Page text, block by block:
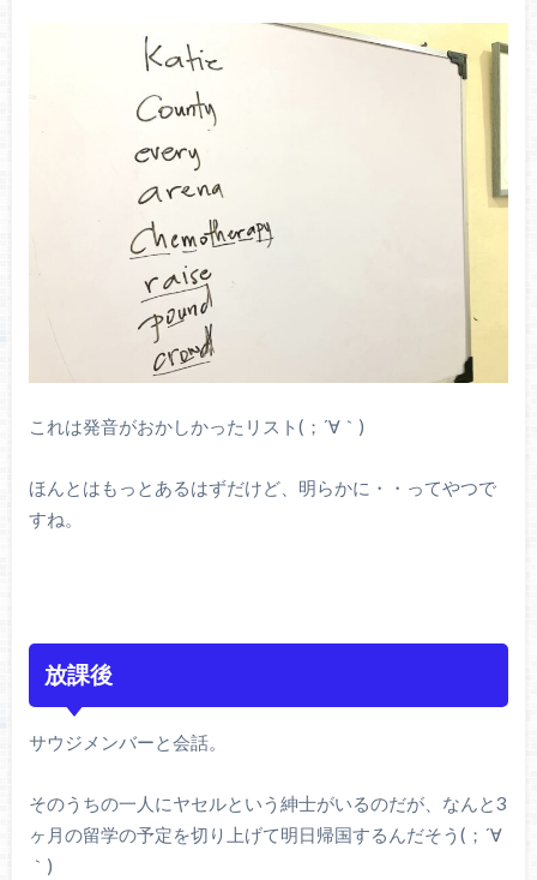
これは発音がおかしかったリスト(；´∀｀)
ほんとはもっとあるはずだけど、明らかに・・ってやつで
すね。
放課後
サウジメンバーと会話。
そのうちの一人にヤセルという紳士がいるのだが、なんと3
ヶ月の留学の予定を切り上げて明日帰国するんだそう(；´∀
｀)